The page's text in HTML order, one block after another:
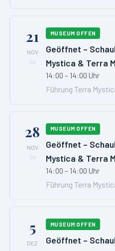
21
NOV
Sa
MUSEUM OFFEN
Geöffnet –
Mystica & Terra
14:00 – 14:00 Uhr
Führung Terra
28
NOV
Sa
MUSEUM OFFEN
Geöffnet –
Mystica & Terra
14:00 – 14:00 Uhr
Führung Terra
5
DEZ
MUSEUM OFFEN
Geöffnet –